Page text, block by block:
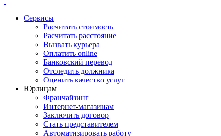
Агуй-Шапсуг аул
Агульский р-н
Адагум х
Адамовский р-н
Адыге-Хабльский р-н
Адыгейск г
Азнакаевский р-н
Азовская ст-ца
Азовский Немецкий
Национальный р-н
Акбулакский р-н
Аккерменка х
Сервисы
Расчитать стоимость
Расчитать расстояние
Вызвать курьера
Оплатить online
Банковский перевод
Отследить должника
Оценить качество услуг
Юрлицам
Франчайзинг
Интернет-магазинам
Заключить договор
Стать представителем
Автоматизировать работу